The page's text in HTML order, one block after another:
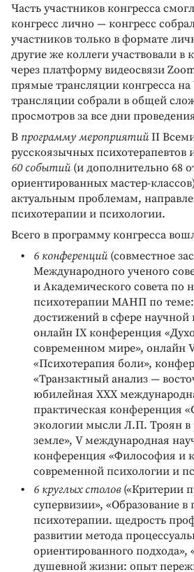
Часть участников конгресса
конгресс лично — конгресс
участников только в формате
другие же коллеги участвовали в
через платформу видеосвязи
прямые трансляции конгресса
трансляции собрали в общей
просмотров за все дни
В программу мероприятийII
русскоязычных психотерапевтов
60 событий(и дополнительно 68
ориентированных мастер-
актуальным проблемам,
психотерапии и психологии.
Всего в программу конгресса
6 конференций(совместное
Международного ученого
и Академического совета по
психотерапии МАНП по теме:
достижений в сфере научной
онлайн IX конференция
современном мире», онлайн
«Психотерапия боли»,
«Транзактный анализ —
юбилейная XXX
практическая конференция
экологии мысли Л.П. Троян в
земле», V международная
конференция «Философия и
современной психологии и
6 круглых столов(«Критерии
супервизии», «Образование в
психотерапии. щедрость
развитии метода
ориентированного подхода»,
душевной жизни: опыт